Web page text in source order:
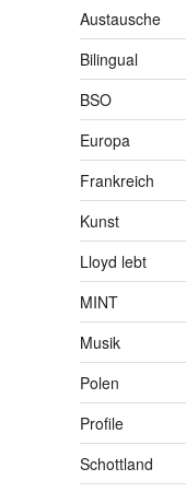
Austausche
Bilingual
BSO
Europa
Frankreich
Kunst
Lloyd lebt
MINT
Musik
Polen
Profile
Schottland